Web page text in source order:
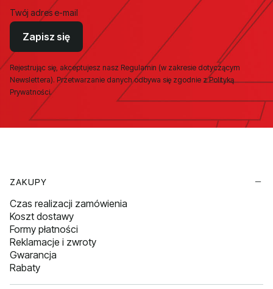
Twój adres e-mail
Zapisz się
Rejestrując się, akceptujesz nasz Regulamin (w zakresie dotyczącym
Newslettera). Przetwarzanie danych odbywa się zgodnie z Polityką
Prywatności.
ZAKUPY
Czas realizacji zamówienia
Koszt dostawy
Formy płatności
Reklamacje i zwroty
Gwarancja
Rabaty